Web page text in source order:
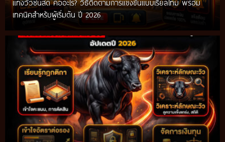
แทงวัวชนสด คืออะไร? วิธีติดตามการแข่งขันแบบเรียลไทม์ พร้อม
เทคนิคสำหรับผู้เริ่มต้น ปี 2026